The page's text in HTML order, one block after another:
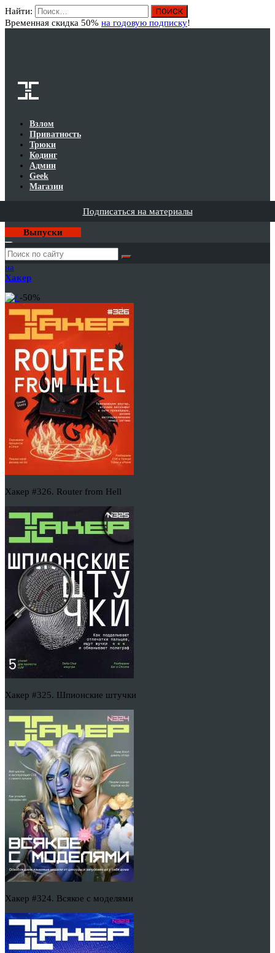
Найти:
Временная скидка 50% на годовую подписку!
Взлом
Приватность
Трюки
Кодинг
Админ
Geek
Магазин
Подписаться на материалы
Выпуски
Годовая
подписка
на
Хакер
-50%
Хакер #326. Router from Hell
Хакер #325. Шпионские штучки
Хакер #324. Всякое с моделями